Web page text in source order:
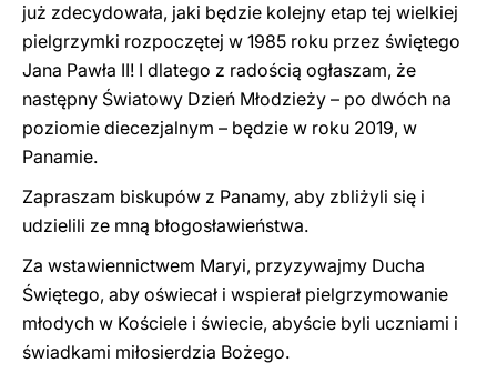
już zdecydowała, jaki będzie kolejny etap tej wielkiej
pielgrzymki rozpoczętej w 1985 roku przez świętego
Jana Pawła II! I dlatego z radością ogłaszam, że ​​
następny Światowy Dzień Młodzieży – po dwóch na
poziomie diecezjalnym – będzie w roku 2019, w
Panamie.
Zapraszam biskupów z Panamy, aby zbliżyli się i
udzielili ze mną błogosławieństwa.
Za wstawiennictwem Maryi, przyzywajmy Ducha
Świętego, aby oświecał i wspierał pielgrzymowanie
młodych w Kościele i świecie, abyście byli uczniami i
świadkami miłosierdzia Bożego.